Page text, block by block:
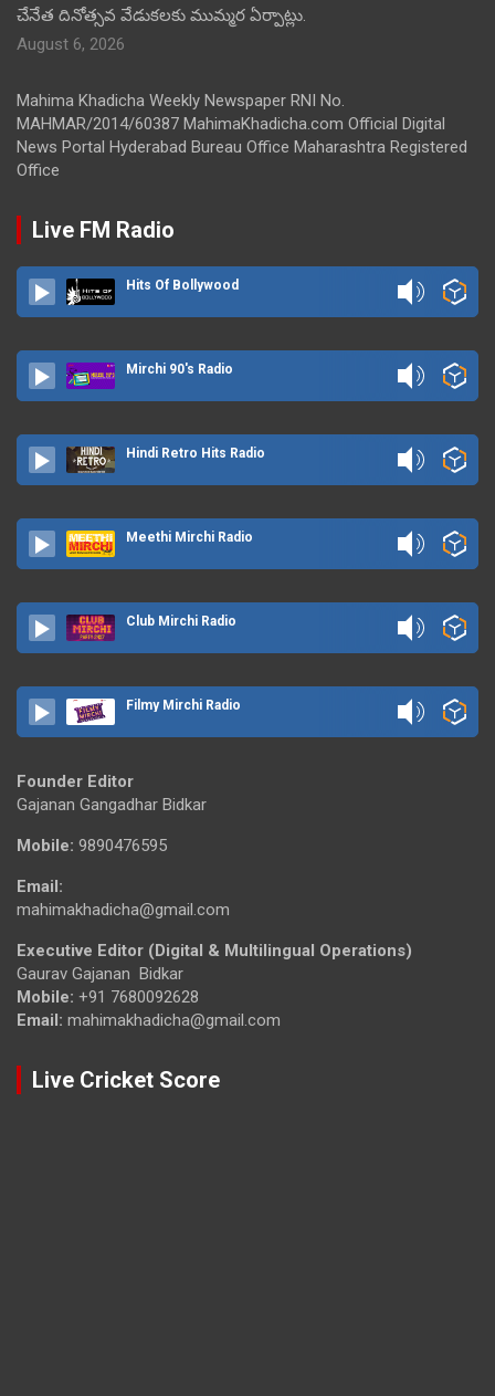
చేనేత దినోత్సవ వేడుకలకు ముమ్మర ఏర్పాట్లు.
August 6, 2026
Mahima Khadicha Weekly Newspaper RNI No.
MAHMAR/2014/60387 MahimaKhadicha.com Official Digital
News Portal Hyderabad Bureau Office Maharashtra Registered
Office
Live FM Radio
Hits Of Bollywood
Mirchi 90's Radio
Hindi Retro Hits Radio
Meethi Mirchi Radio
Club Mirchi Radio
Filmy Mirchi Radio
Founder Editor
Gajanan Gangadhar Bidkar
Mobile: 9890476595
Email:
mahimakhadicha@gmail.com
Executive Editor (Digital & Multilingual Operations)
Gaurav Gajanan Bidkar
Mobile: +91 7680092628
Email: mahimakhadicha@gmail.com
Live Cricket Score